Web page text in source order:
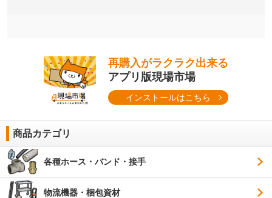
再購入がラクラク出来る
アプリ版現場市場
インストールはこちら
商品カテゴリ
各種ホース・バンド・接手
物流機器・梱包資材